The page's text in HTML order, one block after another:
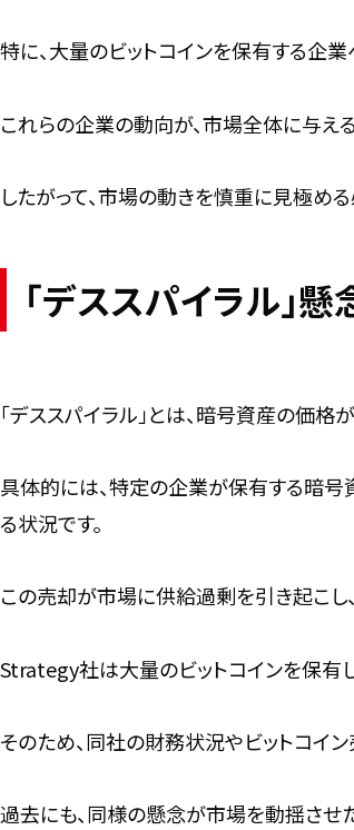
特に、大量のビットコインを保有する企
これらの企業の動向が、市場全体に与え
したがって、市場の動きを慎重に見極める
「デススパイラル」
「デススパイラル」とは、暗号資産の価
具体的には、特定の企業が保有する暗
る状況です。
この売却が市場に供給過剰を引き起こし
Strategy社は大量のビットコインを保有
そのため、同社の財務状況やビットコイ
過去にも、同様の懸念が市場を動揺させ